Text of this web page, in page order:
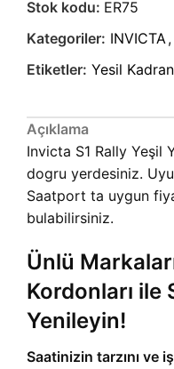
Stok kodu: ER75
Kategoriler: INVICTA,
Etiketler: Yesil Kadran
Açıklama
Invicta S1 Rally Yeşil
dogru yerdesiniz.
Saatport ta uygun
bulabilirsiniz.
Ünlü
Kordonları ile
Yenileyin!
Saatinizin tarzını ve